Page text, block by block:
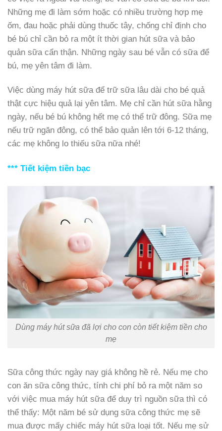
Những mẹ đi làm sớm hoặc có nhiều trường hợp mẹ
ốm, đau hoặc phải dùng thuốc tây, chống chỉ định cho
bé bú chỉ cần bỏ ra một ít thời gian hút sữa và bảo
quản sữa cẩn thận. Những ngày sau bé vẫn có sữa để
bú, mẹ yên tâm đi làm.
Việc dùng máy hút sữa để trữ sữa lâu dài cho bé quả
thật cực hiệu quả lại yên tâm. Mẹ chỉ cần hút sữa hằng
ngày, nếu bé bú không hết mẹ có thể trữ đông. Sữa mẹ
nếu trữ ngăn đông, có thể bảo quản lên tới 6-12 tháng,
các mẹ không lo thiếu sữa nữa nhé!
*** Tiết kiệm tiền bạc
Dùng máy hút sữa đã lợi cho con còn tiết kiệm tiền cho
mẹ
Sữa công thức ngày nay giá không hề rẻ. Nếu mẹ cho
con ăn sữa công thức, tính chi phí bỏ ra một năm so
với việc mua máy hút sữa để duy trì nguồn sữa thì có
thể thấy: Một năm bé sử dụng sữa công thức mẹ sẽ
mua được mấy chiếc máy hút sữa loại tốt. Nếu mẹ sử